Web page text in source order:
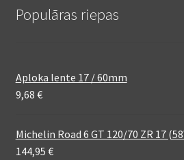
Populāras riepas
Aploka lente 17 / 60mm
9,68 €
Michelin Road 6 GT 120/70 ZR 17
144,95 €